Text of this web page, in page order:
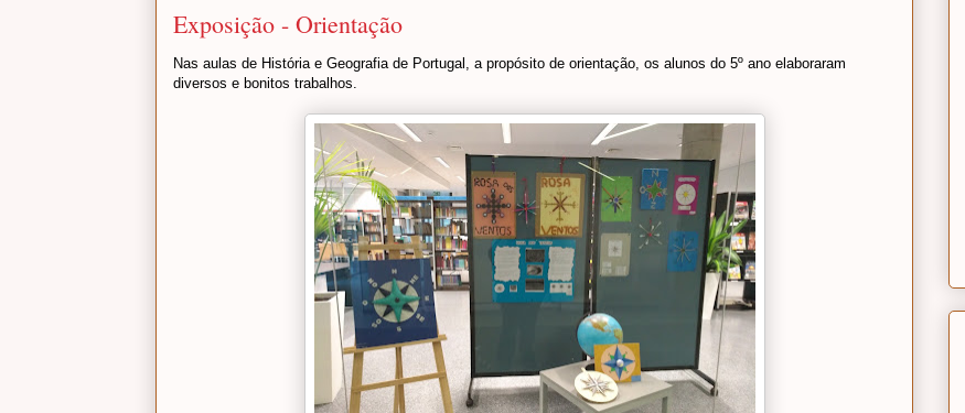
Exposição - Orientação
Nas aulas de História e Geografia de Portugal, a propósito de orientação, os alunos do 5º ano elaboraram
diversos e bonitos trabalhos.